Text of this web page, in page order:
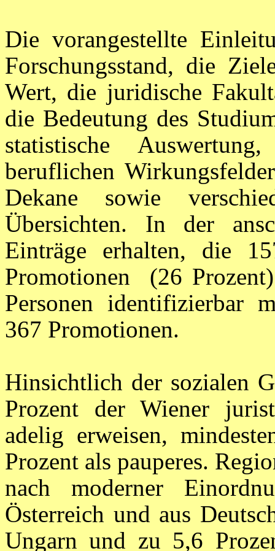
Die vorangestellte
Forschungsstand, die
Wert, die juridische
die Bedeutung des
statistische
beruflichen
Dekane sowie
Übersichten. In der
Einträge erhalten, die
Promotionen (26
Personen identifizierbar
367 Promotionen.
Hinsichtlich der sozialen
Prozent der Wiener
adelig erweisen,
Prozent als pauperes.
nach moderner
Österreich und aus
Ungarn und zu 5,6